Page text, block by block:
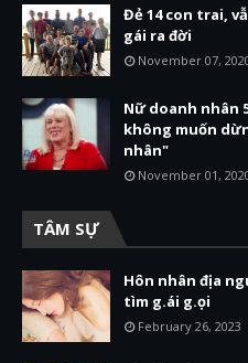
Đẻ 14 con trai,
gái ra đời
November 07,
Nữ doanh nhân
không muốn
nhân"
November 01,
TÂM SỰ
Hôn nhân địa
tìm g.ái g.ọi
February 26, 2023